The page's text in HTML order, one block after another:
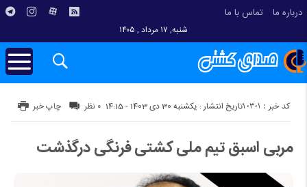
درباره ما تماس با ما
شنبه, ۱۷ مرداد , ۱۴۰۵
تاریخ انتشار : یکشنبه 30 دی 1403 - 14:15 کد خبر : 10301 چاپ خبر ۰ نظر
مربی اسبق تیم ملی کشتی فرنگی درگذشت